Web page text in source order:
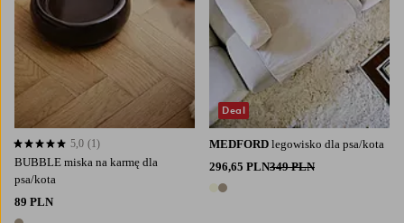
BUBBLE miska na karmę dla
psa/kota
89 PLN
5,0 opierając się na 1 ocenach
5,0 (1) MEDFORD legowisko dla psa/kota
296,65 PLN349 PLN
2 kolory
Deal